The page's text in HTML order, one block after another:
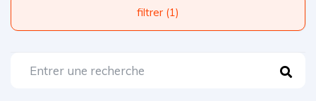
filtrer (1)